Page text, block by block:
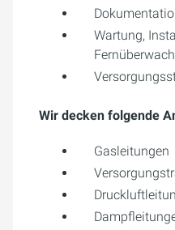
Wartung,
Wir decken folgende
Gasleitungen